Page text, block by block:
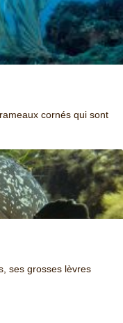
cornés qui sont
ses grosses lèvres